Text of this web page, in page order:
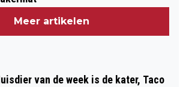
Meer artikelen
van de week is de kater, Taco